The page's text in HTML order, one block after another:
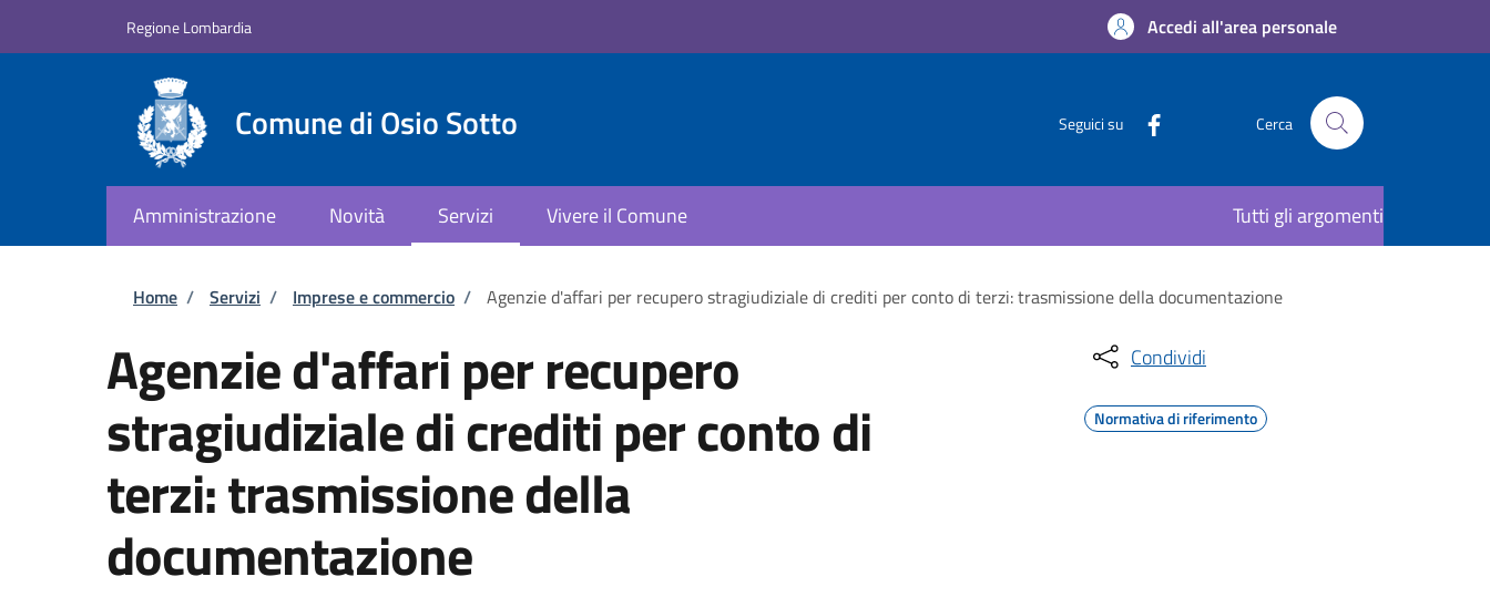
Regione Lombardia Accedi all'area personale
Comune di Osio Sotto Seguici su Cerca
Amministrazione Novità Servizi Vivere il Comune Tutti gli argomenti
Briciole di pane
Home / Servizi / Imprese e commercio / Agenzie d'affari per recupero stragiudiziale di crediti per conto di terzi: trasmissione della documentazione
Agenzie d'affari per recupero
stragiudiziale di crediti per conto di
terzi: trasmissione della
documentazione
Condividi
Normativa di riferimento